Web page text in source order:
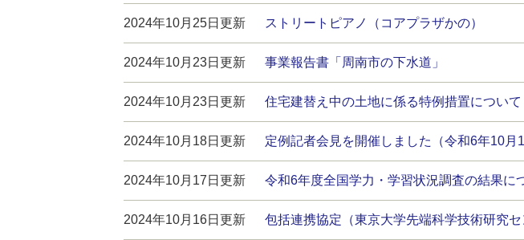
2024年10月25日更新 ストリートピアノ（コアプラザかの）
2024年10月23日更新 事業報告書「周南市の下水道」
2024年10月23日更新 住宅建替え中の土地に係る特例措置について
2024年10月18日更新 定例記者会見を開催しました（令和6年10月
2024年10月17日更新 令和6年度全国学力・学習状況調査の結果に
2024年10月16日更新 包括連携協定（東京大学先端科学技術研究